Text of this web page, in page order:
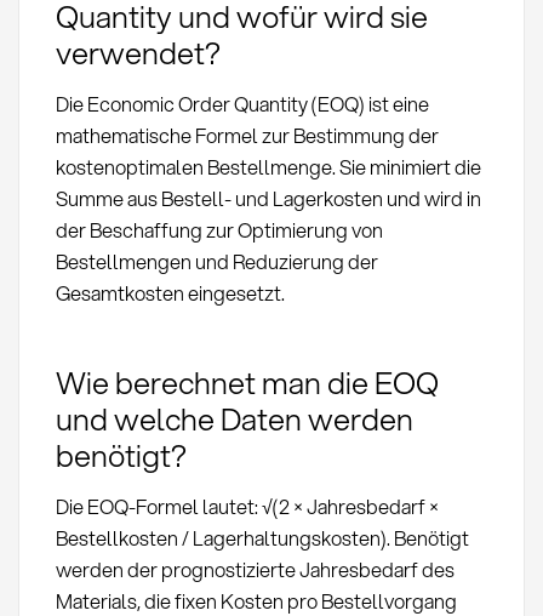
Quantity und wofür wird sie
verwendet?
Die Economic Order Quantity (EOQ) ist eine
mathematische Formel zur Bestimmung der
kostenoptimalen Bestellmenge. Sie minimiert die
Summe aus Bestell- und Lagerkosten und wird in
der Beschaffung zur Optimierung von
Bestellmengen und Reduzierung der
Gesamtkosten eingesetzt.
Wie berechnet man die EOQ
und welche Daten werden
benötigt?
Die EOQ-Formel lautet: √(2 × Jahresbedarf ×
Bestellkosten / Lagerhaltungskosten). Benötigt
werden der prognostizierte Jahresbedarf des
Materials, die fixen Kosten pro Bestellvorgang